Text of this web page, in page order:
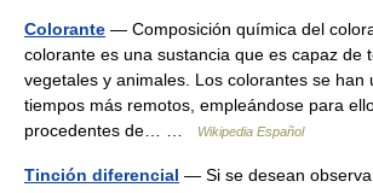
Colorante — Composición química del
colorante es una sustancia que es capaz de
vegetales y animales. Los colorantes se han
tiempos más remotos, empleándose para
procedentes de… …
Wikipedia Español
Tinción diferencial — Si se desean